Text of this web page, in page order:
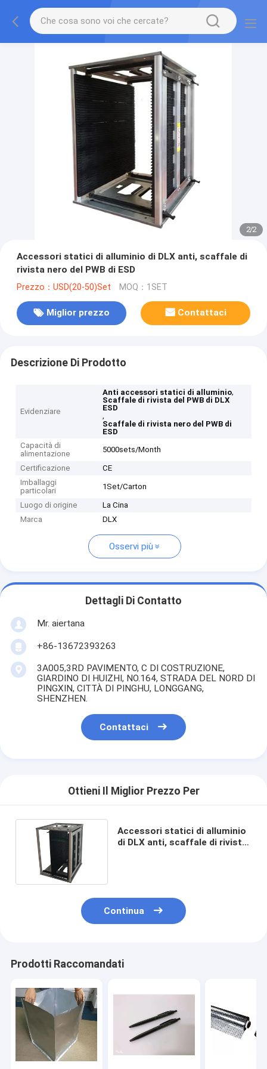
2/2
Accessori statici di alluminio di DLX anti, scaffale di
rivista nero del PWB di ESD
Prezzo：USD(20-50)Set MOQ：1SET
Miglior prezzo Contattaci
Descrizione Di Prodotto
Evidenziare
Anti accessori statici di alluminio,
Scaffale di rivista del PWB di DLX
ESD
,
Scaffale di rivista nero del PWB di
ESD
Capacità di
alimentazione
5000sets/Month
Certificazione
CE
Imballaggi
particolari
1Set/Carton
Luogo di origine
La Cina
Marca
DLX
Osservi più
Dettagli Di Contatto
Mr. aiertana
+86-13672393263
3A005,3RD PAVIMENTO, C DI COSTRUZIONE,
GIARDINO DI HUIZHI, NO.164, STRADA DEL NORD DI
PINGXIN, CITTÀ DI PINGHU, LONGGANG,
SHENZHEN.
Contattaci
Ottieni Il Miglior Prezzo Per
Accessori statici di alluminio
di DLX anti, scaffale di rivista
Continua
Prodotti Raccomandati